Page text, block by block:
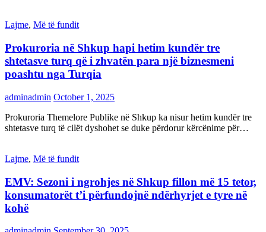
Lajme, Më të fundit
Prokuroria në Shkup hapi hetim kundër tre
shtetasve turq që i zhvatën para një biznesmeni
poashtu nga Turqia
adminadmin October 1, 2025
Prokuroria Themelore Publike në Shkup ka nisur hetim kundër tre
shtetasve turq të cilët dyshohet se duke përdorur kërcënime për…
Lajme, Më të fundit
EMV: Sezoni i ngrohjes në Shkup fillon më 15 tetor,
konsumatorët t’i përfundojnë ndërhyrjet e tyre në
kohë